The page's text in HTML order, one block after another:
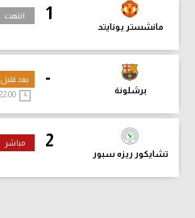
1
مانشستر يونايتد
انتهت
-
برشلونة
بعد قليل
2
تشايكور ريزه سبور
مباشر